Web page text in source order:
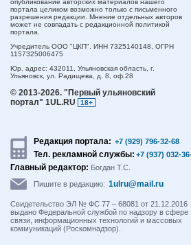
опубликование авторских материалов нашего
портала целиком возможно только с письменного
разрешения редакции. Мнение отдельных авторов
может не совпадать с редакционной политикой
портала.
Учредитель ООО "ЦКП". ИНН 7325140148, ОГРН
1157325006475
Юр. адрес: 432011, Ульяновская область, г.
Ульяновск, ул. Радищева, д. 8, оф.28
© 2013-2026. "Первый ульяновский
портал" 1UL.RU
18+
Редакция портала: +7 (929) 796-32-68
Тел. рекламной службы: +7 (937) 032-
Главный редактор: Богдан Т.С.
Пишите в редакцию: 1ulru@mail.ru
Свидетельство ЭЛ № ФС 77 – 68081 от 21.12.2016
выдано Федеральной службой по надзору в сфере
связи, информационных технологий и массовых
коммуникаций (Роскомнадзор).